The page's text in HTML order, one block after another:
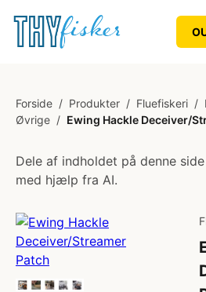
Forside / Produkter / Fluefiskeri /
Øvrige / Ewing Hackle Deceiver/
Dele af indholdet på denne
med hjælp fra AI.